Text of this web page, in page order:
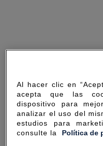
Al hacer clic en
acepta que las
dispositivo para
analizar el uso del
estudios para
consulte la Política de